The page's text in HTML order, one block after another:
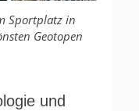
Sportplatz in
Geotopen
und